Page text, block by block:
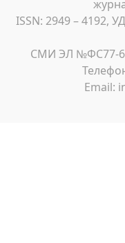
ISSN: 2949 – 4192,
СМИ ЭЛ №ФС77-
Email: